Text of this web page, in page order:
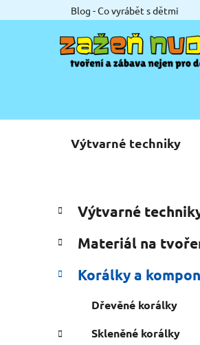
na
Blog - Co vyrábět s dětmi
Výtvarné techniky
P
o
s
r
n
Přeskočit
kategorie
a
e
o
Výtvarné
Materiál na
Korálky a
Dřevěné korálky
Skleněné korálky